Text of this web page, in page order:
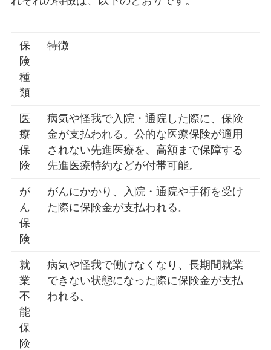
保
険
種
類
特徴
医
療
保
険
病気や怪我で入院・通院した際に、保険
金が支払われる。公的な医療保険が適用
されない先進医療を、高額まで保障する
先進医療特約などが付帯可能。
が
ん
保
険
がんにかかり、入院・通院や手術を受け
た際に保険金が支払われる。
就
業
不
能
保
険
病気や怪我で働けなくなり、長期間就業
できない状態になった際に保険金が支払
われる。